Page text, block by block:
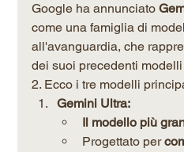
Google ha annunciato
come una famiglia di
all'avanguardia, che
dei suoi precedenti
2. Ecco i tre modelli
Gemini Ultra:
Il modello più
Progettato per